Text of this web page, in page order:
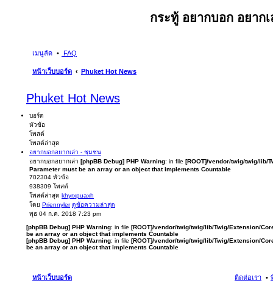
กระทู้ อยากบอก อยากเ
เมนูลัด FAQ
หน้าเว็บบอร์ด Phuket Hot News
Phuket Hot News
บอร์ด
หัวข้อ
โพสต์
โพสต์ล่าสุด
อยากบอกอยากเล่า - ชุมชน
อยากบอกอยากเล่า [phpBB Debug] PHP Warning: in file [ROOT]/vendor/twig/twig/lib/
Parameter must be an array or an object that implements Countable
702304 หัวข้อ
938309 โพสต์
โพสต์ล่าสุด khyrxpuaxh
โดย Priennyler ดูข้อความล่าสุด
พุธ 04 ก.ค. 2018 7:23 pm
[phpBB Debug] PHP Warning: in file [ROOT]/vendor/twig/twig/lib/Twig/Extension/
be an array or an object that implements Countable
[phpBB Debug] PHP Warning: in file [ROOT]/vendor/twig/twig/lib/Twig/Extension/
be an array or an object that implements Countable
หน้าเว็บบอร์ด ติดต่อเรา